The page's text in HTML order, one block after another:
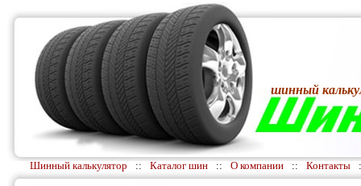
шинный
Шинный калькулятор :: Каталог шин :: О компании :: Контакты